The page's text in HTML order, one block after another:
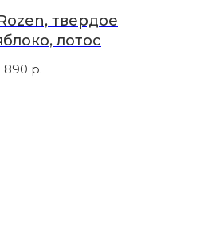
твердое
лотос
890 р.